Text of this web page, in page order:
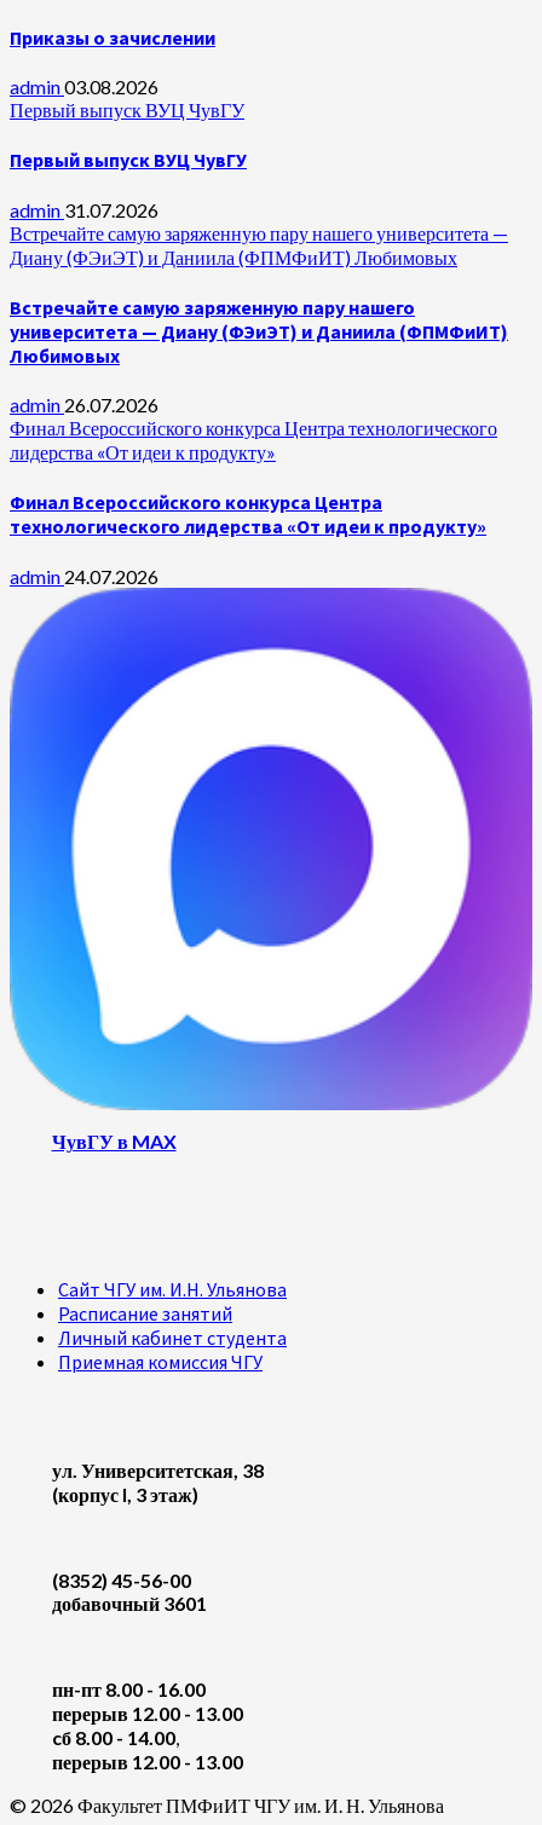
Приказы о зачислении
admin03.08.2026
Первый выпуск ВУЦ ЧувГУ
Первый выпуск ВУЦ ЧувГУ
admin 31.07.2026
Встречайте самую заряженную пару нашего университета —
Диану (ФЭиЭТ) и Даниила (ФПМФиИТ) Любимовых
Встречайте самую заряженную пару нашего
университета — Диану (ФЭиЭТ) и Даниила (ФПМФиИТ)
Любимовых
admin 26.07.2026
Финал Всероссийского конкурса Центра технологического
лидерства «От идеи к продукту»
Финал Всероссийского конкурса Центра
технологического лидерства «От идеи к продукту»
admin 24.07.2026
ЧувГУ в MAX
Сайт ЧГУ им. И.Н. Ульянова
Расписание занятий
Личный кабинет студента
Приемная комиссия ЧГУ
ул. Университетская, 38
(корпус I, 3 этаж)
(8352) 45-56-00
добавочный 3601
пн-пт 8.00 - 16.00
перерыв 12.00 - 13.00
cб 8.00 - 14.00,
перерыв 12.00 - 13.00
© 2026 Факультет ПМФиИТ ЧГУ им. И. Н. Ульянова